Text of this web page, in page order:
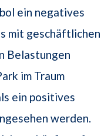
ein negatives
mit geschäftlichen
Belastungen
im Traum
ein positives
werden.